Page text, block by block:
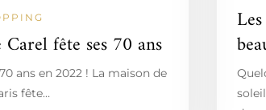
fête ses 70 ans
ans en 2022 ! La maison de
fête…